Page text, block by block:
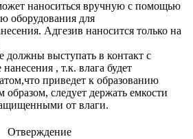
наноситься вручную с помощью
оборудования для
Адгезив наносится только на
должны выступать в контакт с
, т.к. влага будет
приведет к образованию
следует держать емкости
от влаги.
Отверждение